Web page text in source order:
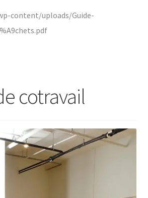
content/uploads/Guide-
cotravail